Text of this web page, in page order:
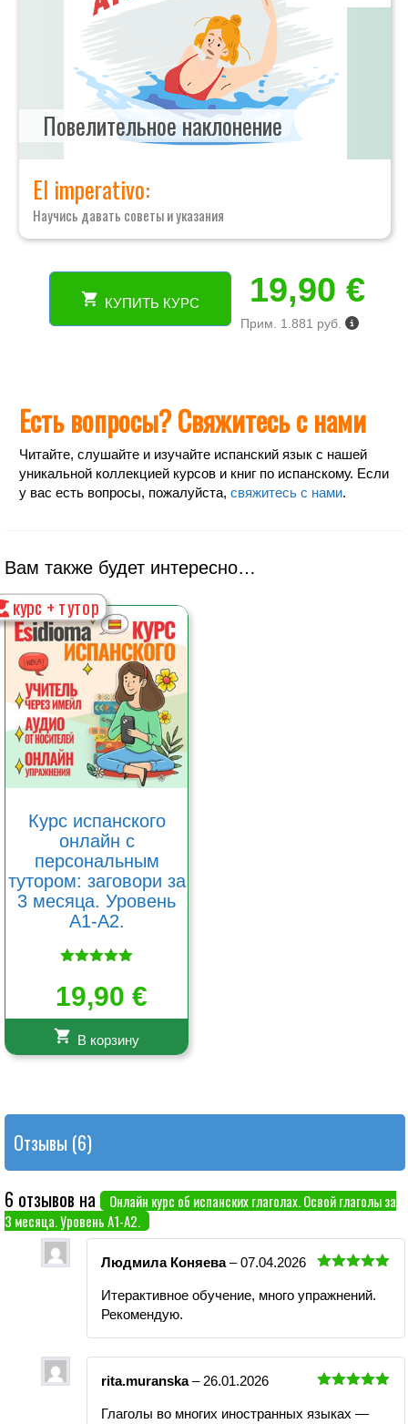
Повелительное наклонение
El imperativo:
Научись давать советы и указания
Количество
товара
глаголах.
глаголы
за
3
А2.
КУПИТЬ КУРС 19,90 €
Прим. 1.881 руб.
Есть вопросы? Свяжитесь с нами
Читайте, слушайте и изучайте испанский язык с нашей
уникальной коллекцией курсов и книг по испанскому. Если
у вас есть вопросы, пожалуйста, свяжитесь с нами.
Вам также будет интересно…
курс + тутор
Курс испанского
онлайн с
персональным
тутором: заговори за
3 месяца. Уровень
А1-А2.
5.00
из 5
19,90 €
В корзину
Отзывы (6)
6 отзывов на
Онлайн курс об испанских глаголах. Освой глаголы за
3 месяца. Уровень А1-А2.
из 5
Людмила Коняева– 07.04.2026
Итерактивное обучение, много упражнений.
Рекомендую.
из 5
rita.muranska– 26.01.2026
Глаголы во многих иностранных языках —